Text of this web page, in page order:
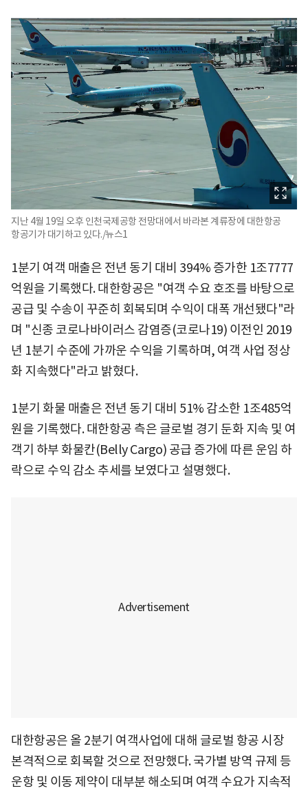
지난 4월 19일 오후 인천국제공항 전망대에서 바라본 계류장에 대한항공
항공기가 대기하고 있다./뉴스1
1분기 여객 매출은 전년 동기 대비 394% 증가한 1조7777
억원을 기록했다. 대한항공은 "여객 수요 호조를 바탕으로
공급 및 수송이 꾸준히 회복되며 수익이 대폭 개선됐다"라
며 "신종 코로나바이러스 감염증(코로나19) 이전인 2019
년 1분기 수준에 가까운 수익을 기록하며, 여객 사업 정상
화 지속했다"라고 밝혔다.
1분기 화물 매출은 전년 동기 대비 51% 감소한 1조485억
원을 기록했다. 대한항공 측은 글로벌 경기 둔화 지속 및 여
객기 하부 화물칸(Belly Cargo) 공급 증가에 따른 운임 하
락으로 수익 감소 추세를 보였다고 설명했다.
대한항공은 올 2분기 여객사업에 대해 글로벌 항공 시장
본격적으로 회복할 것으로 전망했다. 국가별 방역 규제 등
운항 및 이동 제약이 대부분 해소되며 여객 수요가 지속적